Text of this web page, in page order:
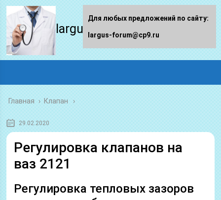
largus-forum.ru
Главная › Клапан
29.02.2020
Регулировка клапанов на
ваз 2121
Регулировка тепловых зазоров
Для любых предложений по сайту:
largus-forum@cp9.ru